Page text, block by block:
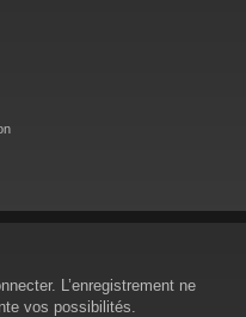
L’enregistrement ne
vos possibilités.